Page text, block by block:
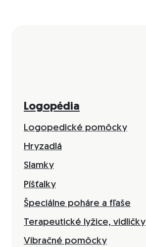
Logopédia
Logopedické pomôcky
Hryzadlá
Slamky
Píšťalky
Špeciálne poháre a fľaše
Terapeutické lyžice, vidličky
Vibračné pomôcky